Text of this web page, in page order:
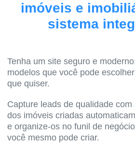
imóveis e
sistema
Tenha um site seguro e
modelos que você pode
que quiser.
Capture leads de qualidade
dos imóveis criadas
e organize-os no funil de
você mesmo pode criar.